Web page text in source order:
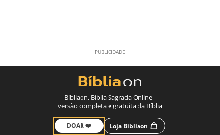
Bíbliaon, Bíblia Sagrada Online -
versão completa e gratuita da Bíblia
DOAR ❤️ Loja Bíbliaon